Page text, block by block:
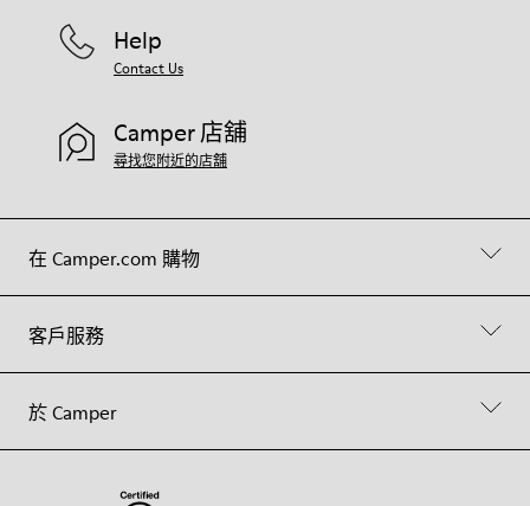
在 Camper.com 購物
客戶服務
於 Camper
Help
Contact Us
Camper 店舖
尋找您附近的店舖